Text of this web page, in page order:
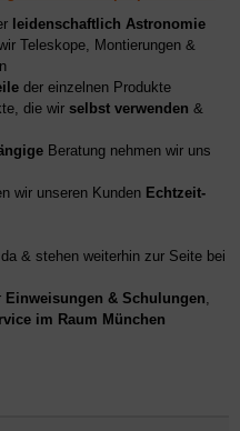
leidenschaftlich Astronomie
Teleskope, Montierungen &
der einzelnen Produkte
die wir selbst verwenden &
Beratung nehmen wir uns
wir unseren Kunden Echtzeit-
& stehen weiterhin zur Seite bei
Einweisungen & Schulungen,
im Raum München